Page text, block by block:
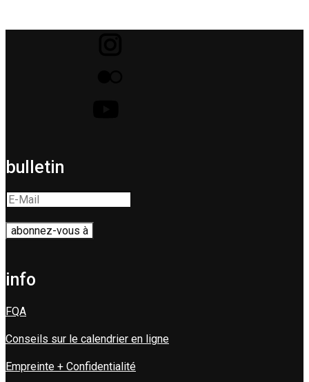
bulletin
info
FQA
Conseils sur le calendrier en ligne
Empreinte + Confidentialité